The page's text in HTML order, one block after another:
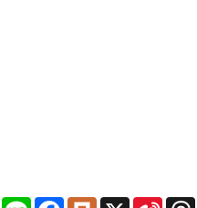
Line Facebook
Plurk X
Sina